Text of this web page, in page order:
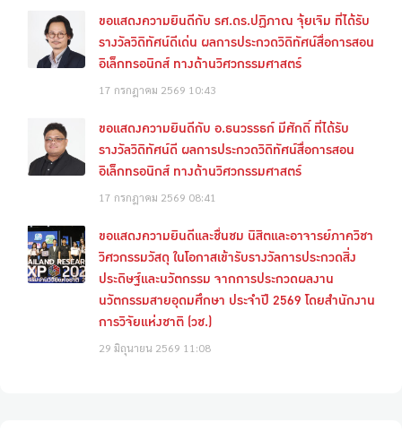
ขอแสดงความยินดีกับ รศ.ดร.ปฏิภาณ จุ้ยเจิม ที่ได้รับ
รางวัลวิดิทัศน์ดีเด่น ผลการประกวดวิดิทัศน์สื่อการสอน
อิเล็กทรอนิกส์ ทางด้านวิศวกรรมศาสตร์
17 กรกฎาคม 2569 10:43
ขอแสดงความยินดีกับ อ.ธนวรรธก์ มีศักดิ์ ที่ได้รับ
รางวัลวิดิทัศน์ดี ผลการประกวดวิดิทัศน์สื่อการสอน
อิเล็กทรอนิกส์ ทางด้านวิศวกรรมศาสตร์
17 กรกฎาคม 2569 08:41
ขอแสดงความยินดีและชื่นชม นิสิตและอาจารย์ภาควิชา
วิศวกรรมวัสดุ ในโอกาสเข้ารับรางวัลการประกวดสิ่ง
ประดิษฐ์และนวัตกรรม จากการประกวดผลงาน
นวัตกรรมสายอุดมศึกษา ประจำปี 2569 โดยสำนักงาน
การวิจัยแห่งชาติ (วช.)
29 มิถุนายน 2569 11:08